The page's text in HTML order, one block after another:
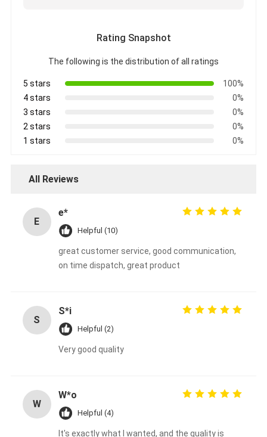
Rating Snapshot
The following is the distribution of all ratings
5 stars
100%
4 stars
0%
3 stars
0%
2 stars
0%
1 stars
0%
All Reviews
E
e*
Helpful (10)
great customer service, good communication,
on time dispatch, great product
S
S*i
Helpful (2)
Very good quality
W
W*o
Helpful (4)
It's exactly what I wanted, and the quality is